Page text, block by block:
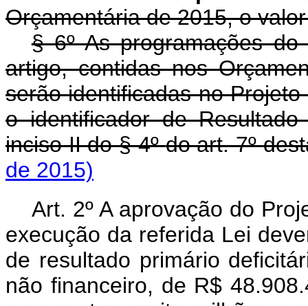
Orçamentária de 2015, o
§ 6º As programações
artigo,contidas nos
serão identificadas no
o identificador de
inciso II do § 4ºdo art. 7º
de 2015)
Art. 2º A aprovação do
execução da referida Lei
de resultado primário
não financeiro, de R$